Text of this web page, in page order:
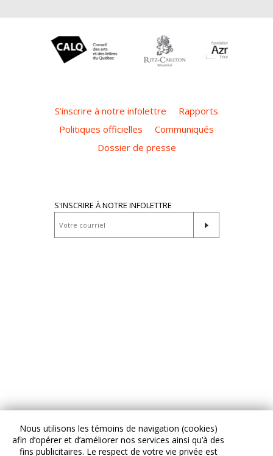
S’inscrire à notre infolettre
Rapports
Politiques officielles
Communiqués
Dossier de presse
S'INSCRIRE À NOTRE INFOLETTRE
Nous utilisons les témoins de navigation (cookies)
afin d’opérer et d’améliorer nos services ainsi qu’à des
fins publicitaires. Le respect de votre vie privée est